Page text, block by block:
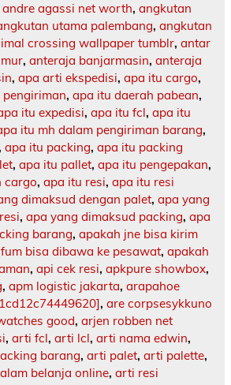
andre agassi net worth, angkutan
utama palembang, angkutan
crossing wallpaper tumblr, antar
, anteraja banjarmasin, anteraja
, apa arti ekspedisi, apa itu cargo,
, apa itu daerah pabean,
itu expedisi, apa itu fcl, apa itu
itu mh dalam pengiriman barang,
apa itu packing, apa itu packing
, apa itu pallet, apa itu pengepakan,
cargo, apa itu resi, apa itu resi
dimaksud dengan palet, apa yang
, apa yang dimaksud packing, apa
barang, apakah jne bisa kirim
bisa dibawa ke pesawat, apakah
, api cek resi, apkpure showbox,
, apm logistic jakarta, arapahoe
, are corpsesykkuno
good, arjen robben net
, arti fcl, arti lcl, arti nama edwin,
barang, arti palet, arti palette,
belanja online, arti resi